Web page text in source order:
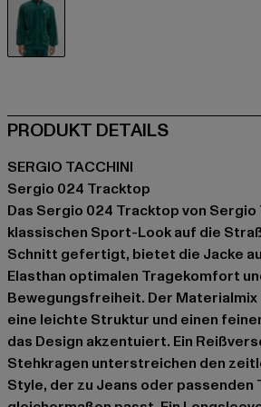
PRODUKT DETAILS
SERGIO TACCHINI
Sergio 024 Tracktop
Das Sergio 024 Tracktop von
klassischen Sport-Look auf die
Schnitt gefertigt, bietet die Jacke
Elasthan optimalen Tragekomfort
Bewegungsfreiheit. Der
eine leichte Struktur und einen
das Design akzentuiert. Ein
Stehkragen unterstreichen den
Style, der zu Jeans oder passenden